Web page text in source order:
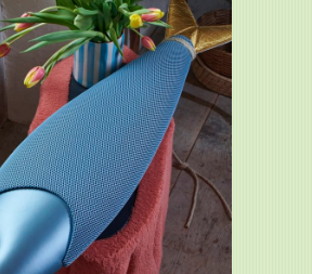
Rocher-Sardine